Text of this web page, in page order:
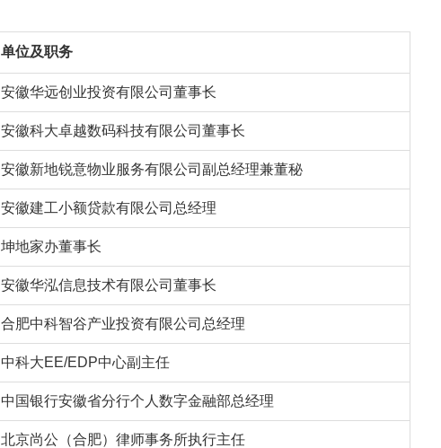
单位及职务
安徽华远创业投资有限公司董事长
安徽科大卓越数码科技有限公司董事长
安徽新地锐意物业服务有限公司副总经理兼董秘
安徽建工小额贷款有限公司总经理
坤地家办董事长
安徽华泓信息技术有限公司董事长
合肥中科智谷产业投资有限公司总经理
中科大EE/EDP中心副主任
中国银行安徽省分行个人数字金融部总经理
北京尚公（合肥）律师事务所执行主任